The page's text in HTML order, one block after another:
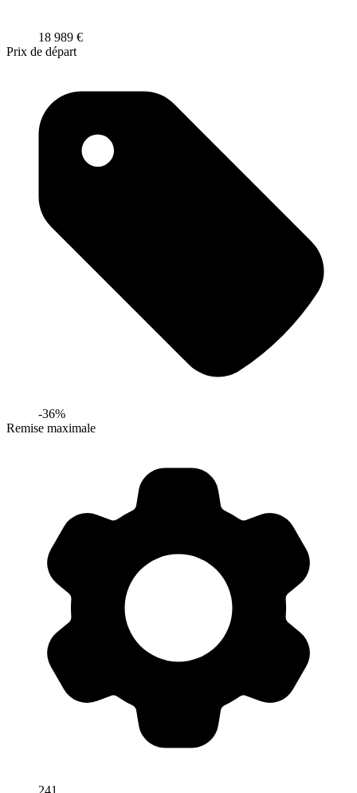
18 989 €
Prix de départ
-36%
Remise maximale
241